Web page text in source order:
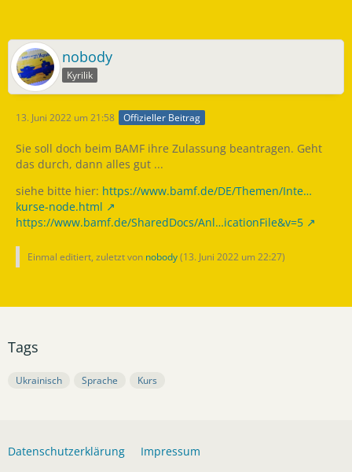
nobody
Kyrilik
13. Juni 2022 um 21:58 Offizieller Beitrag
Sie soll doch beim BAMF ihre Zulassung beantragen. Geht
das durch, dann alles gut ...
siehe bitte hier: https://www.bamf.de/DE/Themen/Inte…
kurse-node.html
https://www.bamf.de/SharedDocs/Anl…icationFile&v=5
Einmal editiert, zuletzt von nobody(13. Juni 2022 um 22:27)
Tags
Ukrainisch Sprache Kurs
Datenschutzerklärung Impressum